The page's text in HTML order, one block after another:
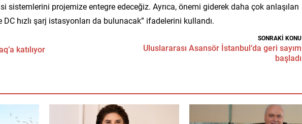
sistemlerini projemize entegre edeceğiz. Ayrıca, önemi giderek daha çok anlaşılan
hızlı şarj istasyonları da bulunacak” ifadelerini kullandı.
katılıyor
SONRAKİ KONU
Uluslararası Asansör İstanbul’da geri sayım
başladı